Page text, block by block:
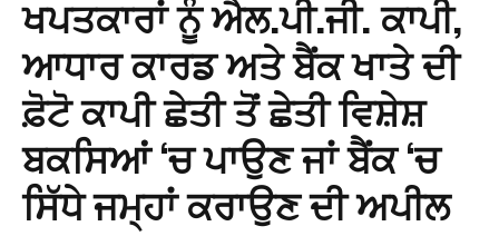
ਖਪਤਕਾਰਾਂ ਨੂੰ ਐਲ.ਪੀ.ਜੀ. ਕਾਪੀ,
ਆਧਾਰ ਕਾਰਡ ਅਤੇ ਬੈਂਕ ਖਾਤੇ ਦੀ
ਫ਼ੋਟੋ ਕਾਪੀ ਛੇਤੀ ਤੋਂ ਛੇਤੀ ਵਿਸ਼ੇਸ਼
ਬਕਸਿਆਂ ‘ਚ ਪਾਉਣ ਜਾਂ ਬੈਂਕ ‘ਚ
ਸਿੱਧੇ ਜਮ੍ਹਾਂ ਕਰਾਉਣ ਦੀ ਅਪੀਲ